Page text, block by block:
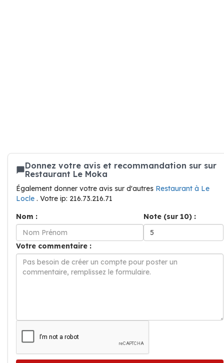
Donnez votre avis et recommandation sur sur
Restaurant Le Moka
Également donner votre avis sur d'autres Restaurant à Le
Locle . Votre ip: 216.73.216.71
Nom :
Note (sur 10) :
Votre commentaire :